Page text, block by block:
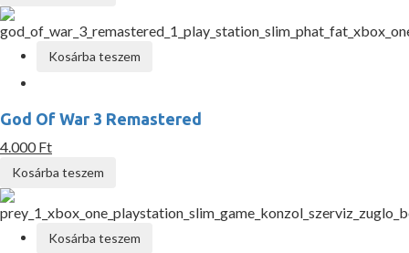
Kosárba teszem
God Of War 3 Remastered
4.000 Ft
Kosárba teszem
Kosárba teszem